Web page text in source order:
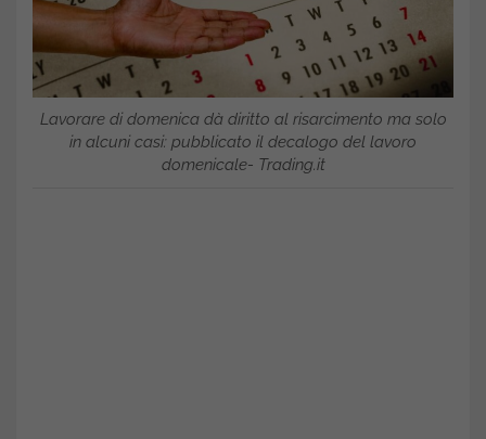
Lavorare di domenica dà diritto al risarcimento ma solo
in alcuni casi: pubblicato il decalogo del lavoro
domenicale- Trading.it